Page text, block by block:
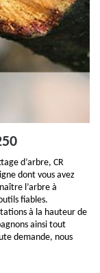
d’arbre, CR
dont vous avez
l’arbre à
fiables.
à la hauteur de
ainsi tout
demande, nous